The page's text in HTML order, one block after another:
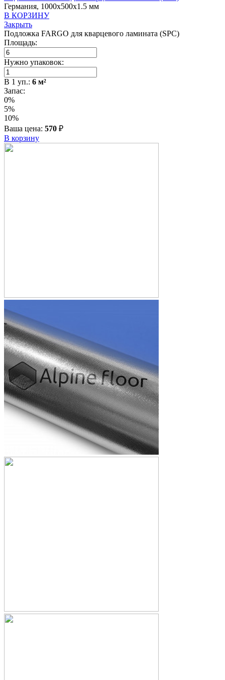
Германия, 1000x500x1.5 мм
В КОРЗИНУ
Закрыть
Подложка FARGO для кварцевого ламината (SPC)
Площадь:
Нужно упаковок:
В 1 уп.: 6 м²
Запас:
0%
5%
10%
Ваша цена: 570 ₽
В корзину